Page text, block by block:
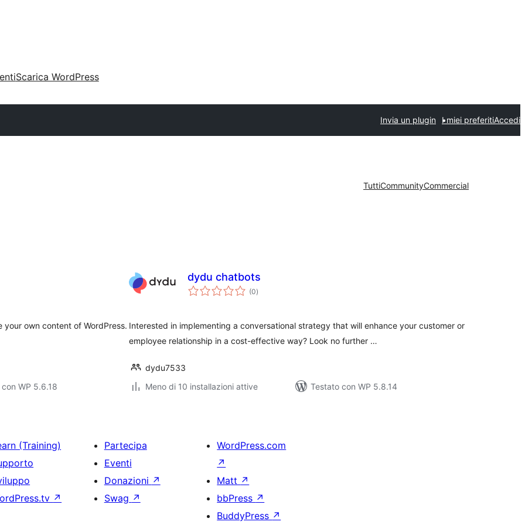
Scarica WordPress
Invia un plugin I miei preferitiAccedi
TuttiCommunityCommercial
own content of WordPress.
WP 5.6.18
dydu chatbots
(0valutazioni
totali
)
Interested in implementing a conversational strategy that will enhance your customer or
employee relationship in a cost-effective way? Look no further …
dydu7533
Meno di 10 installazioni attive
Testato con WP 5.8.14
(Training)
↗
Partecipa
Eventi
Donazioni ↗
Swag ↗
WordPress.com
↗
Matt ↗
bbPress ↗
BuddyPress ↗